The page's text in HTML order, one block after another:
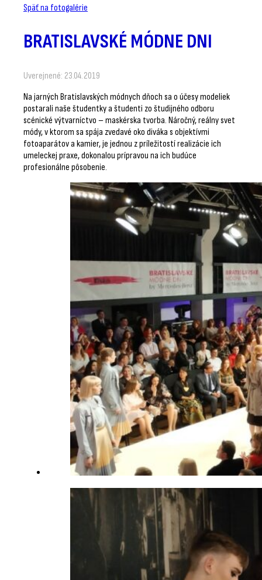
Späť na fotogalérie
BRATISLAVSKÉ MÓDNE DNI
Uverejnené: 23.04.2019
Na jarných Bratislavských módnych dňoch sa o účesy modeliek
postarali naše študentky a študenti zo študijného odboru
scénické výtvarníctvo – maskérska tvorba. Náročný, reálny svet
módy, v ktorom sa spája zvedavé oko diváka s objektívmi
fotoaparátov a kamier, je jednou z príležitostí realizácie ich
umeleckej praxe, dokonalou prípravou na ich budúce
profesionálne pôsobenie.